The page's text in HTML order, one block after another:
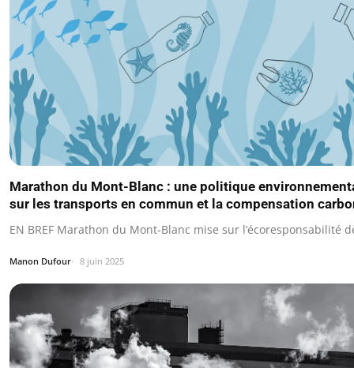
Marathon du Mont-Blanc : une politique
sur les transports en commun et la compensation
EN BREF Marathon du Mont-Blanc mise sur l’écoresponsabilité
Manon Dufour 8 juin 2025